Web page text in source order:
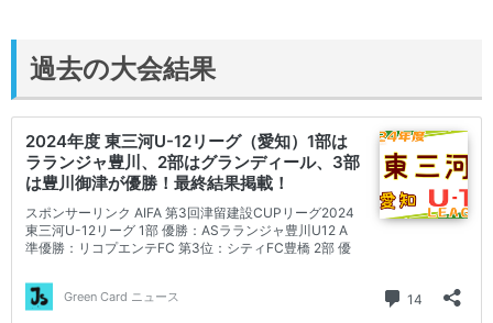
過去の大会結果